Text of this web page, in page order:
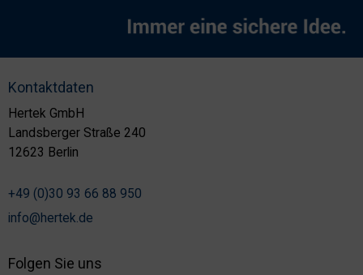
Kontaktdaten
Hertek GmbH
Landsberger Straße 240
12623 Berlin
+49 (0)30 93 66 88 950
info@hertek.de
Folgen Sie uns